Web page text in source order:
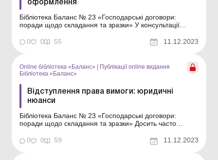
оформлення
Бібліотека Баланс № 23 «Господарські договори:
поради щодо складання та зразки» У консультації
переведення боргу, і наведемо зразок такого договору.
0 0 55 11.12.2023
Online бібліотека «Баланс»
Публікації online видання
Бібліотека «Баланс»
Відступлення права вимоги: юридичні
нюанси
Бібліотека Баланс № 23 «Господарські договори:
поради щодо складання та зразки» Досить часто
відносинах. Із цією метою можна укласти договір про
відступлення права вимоги. При цьому варіанті один
0 0 59 11.12.2023